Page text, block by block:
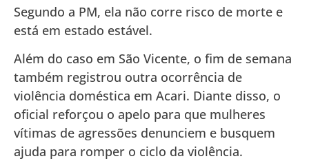
Segundo a PM, ela não corre risco de morte e
está em estado estável.
Além do caso em São Vicente, o fim de semana
também registrou outra ocorrência de
violência doméstica em Acari. Diante disso, o
oficial reforçou o apelo para que mulheres
vítimas de agressões denunciem e busquem
ajuda para romper o ciclo da violência.